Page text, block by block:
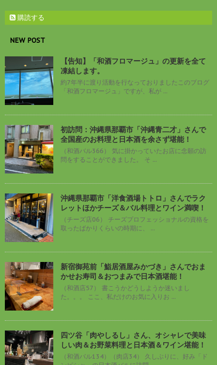
購読する
NEW POST
【告知】「和酒フロマージュ」の更新を全て
凍結します。
約7年半に渡り活動を行なっておりましたこのブログ
「和酒フロマージュ」ですが、私が ...
初訪問：沖縄県那覇市「沖縄青二才」さんで
全国産のお料理と日本酒を余さず堪能！
（和酒バル366） 気に掛かっていたお店に念願の訪
問をすることができました。 そ ...
沖縄県那覇市「洋食酒場トトロ」さんでラク
レットほかチーズ＆バル料理とワイン満喫！
（チーズ店06） チーズプロフェッショナルの資格を
取ったばかりくらいの時期に、 ...
新宿御苑前「鮨居酒屋みかづき」さんでおま
かせお寿司＆おつまみで日本酒堪能！
（和酒店57） 書こうかどうしようか迷いまし
た。。。 ここ、私だけのお気に入りお ...
四ツ谷「肉やしるし」さん、オシャレで美味
しい肉＆お野菜料理と日本酒＆ワイン堪能！
（和酒バル134）（肉店34） 久しぶりに、好み「ド